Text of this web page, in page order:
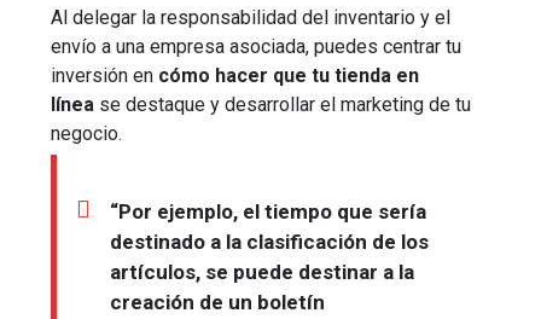
Al delegar la responsabilidad del inventario y el
envío a una empresa asociada, puedes centrar tu
inversión en cómo hacer que tu tienda en
línea se destaque y desarrollar el marketing de tu
negocio.
“Por ejemplo, el tiempo que sería
destinado a la clasificación de los
artículos, se puede destinar a la
creación de un boletín